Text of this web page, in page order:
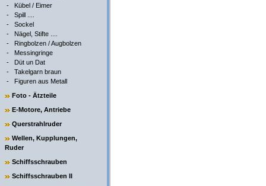
- Kübel / Eimer
- Spill ....
- Sockel
- Nägel, Stifte ....
- Ringbolzen / Augbolzen
- Messingringe
- Düt un Dat
- Takelgarn braun
- Figuren aus Metall
Foto - Ätzteile
E-Motore, Antriebe
Querstrahlruder
Wellen, Kupplungen,
Ruder
Schiffsschrauben
Schiffsschrauben II